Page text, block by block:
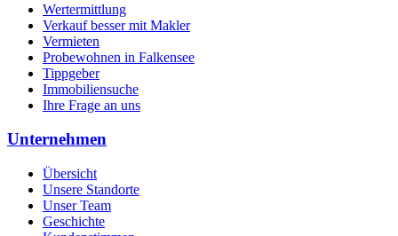
Wertermittlung
Verkauf besser mit Makler
Vermieten
Probewohnen in Falkensee
Tippgeber
Immobiliensuche
Ihre Frage an uns
Unternehmen
Übersicht
Unsere Standorte
Unser Team
Geschichte